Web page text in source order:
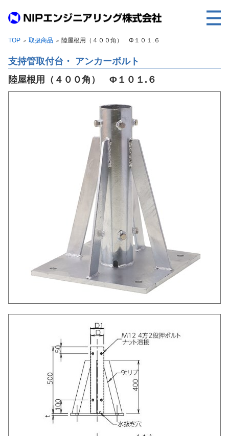
事業内容
取扱製品
建設サイト・シリーズの 個人データの共同利用について
TOP ＞ 取扱商品 ＞ 陸屋根用（４００角） Φ１０１.６
支持管取付台・ アンカーボルト
陸屋根用（４００角） Φ１０１.６